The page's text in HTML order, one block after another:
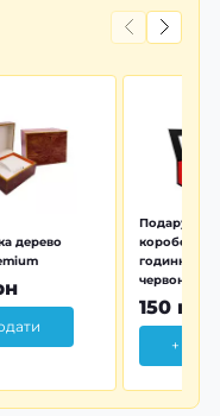
дерево
коробочка
годинника
червона
150 грн
+